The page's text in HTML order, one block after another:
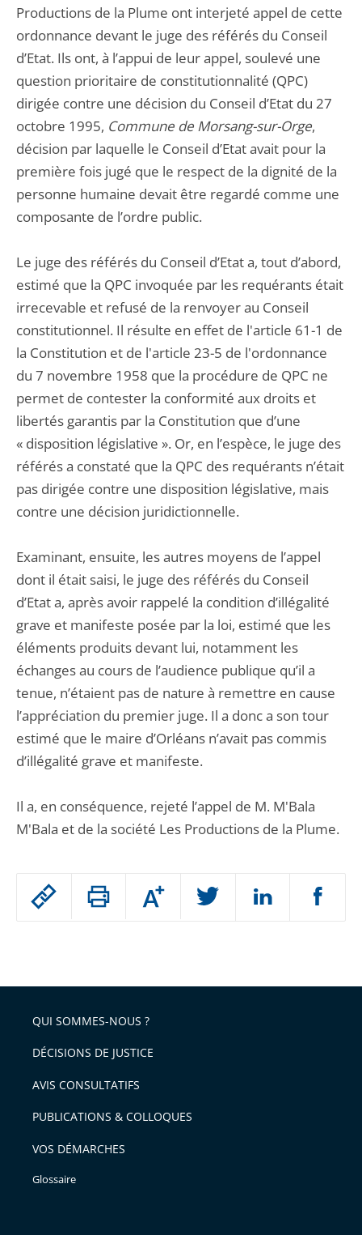
Passer
arriver
après
Augmenter
ou
l'article
pour
avant
Productions de la Plume ont interjeté appel de cette
ordonnance devant le juge des référés du Conseil
d’Etat. Ils ont, à l’appui de leur appel, soulevé une
question prioritaire de constitutionnalité (QPC)
dirigée contre une décision du Conseil d’Etat du 27
octobre 1995, Commune de Morsang-sur-Orge,
décision par laquelle le Conseil d’Etat avait pour la
première fois jugé que le respect de la dignité de la
personne humaine devait être regardé comme une
composante de l’ordre public.
Le juge des référés du Conseil d’Etat a, tout d’abord,
estimé que la QPC invoquée par les requérants était
irrecevable et refusé de la renvoyer au Conseil
constitutionnel. Il résulte en effet de l'article 61-1 de
la Constitution et de l'article 23-5 de l'ordonnance
du 7 novembre 1958 que la procédure de QPC ne
permet de contester la conformité aux droits et
libertés garantis par la Constitution que d’une
« disposition législative ». Or, en l’espèce, le juge des
référés a constaté que la QPC des requérants n’était
pas dirigée contre une disposition législative, mais
contre une décision juridictionnelle.
Examinant, ensuite, les autres moyens de l’appel
dont il était saisi, le juge des référés du Conseil
d’Etat a, après avoir rappelé la condition d’illégalité
grave et manifeste posée par la loi, estimé que les
éléments produits devant lui, notamment les
échanges au cours de l’audience publique qu’il a
tenue, n’étaient pas de nature à remettre en cause
l’appréciation du premier juge. Il a donc a son tour
estimé que le maire d’Orléans n’avait pas commis
d’illégalité grave et manifeste.
Il a, en conséquence, rejeté l’appel de M. M'Bala
M'Bala et de la société Les Productions de la Plume.
QUI SOMMES-NOUS ?
DÉCISIONS DE JUSTICE
AVIS CONSULTATIFS
PUBLICATIONS & COLLOQUES
VOS DÉMARCHES
Glossaire